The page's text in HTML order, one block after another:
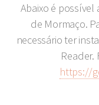
Abaixo é possível
de Mormaço.
necessário ter
https://